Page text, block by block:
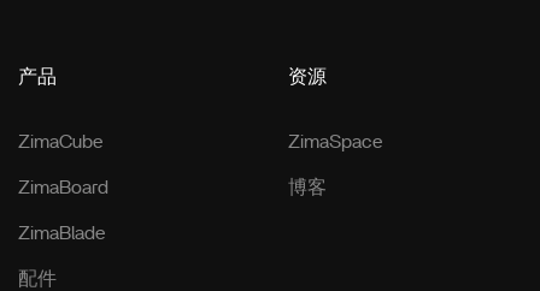
产品
ZimaCube
ZimaBoard
ZimaBlade
配件
资源
ZimaSpace
博客